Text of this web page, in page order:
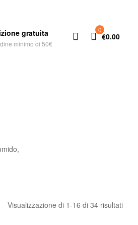
gratuita
minimo di 50€
0
€0.00
Visualizzazione di 1-16 di 34 risultati